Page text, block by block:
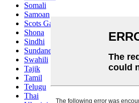
Somali
Samoan
Scots Gaelic
Shona
Sindhi
Sundanese
Swahili
Tajik
Tamil
Telugu
Thai